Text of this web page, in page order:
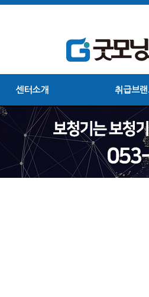
센터소개 취급브